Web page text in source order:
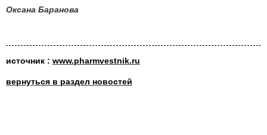
Оксана Баранова
источник : www.pharmvestnik.ru
вернуться в раздел новостей